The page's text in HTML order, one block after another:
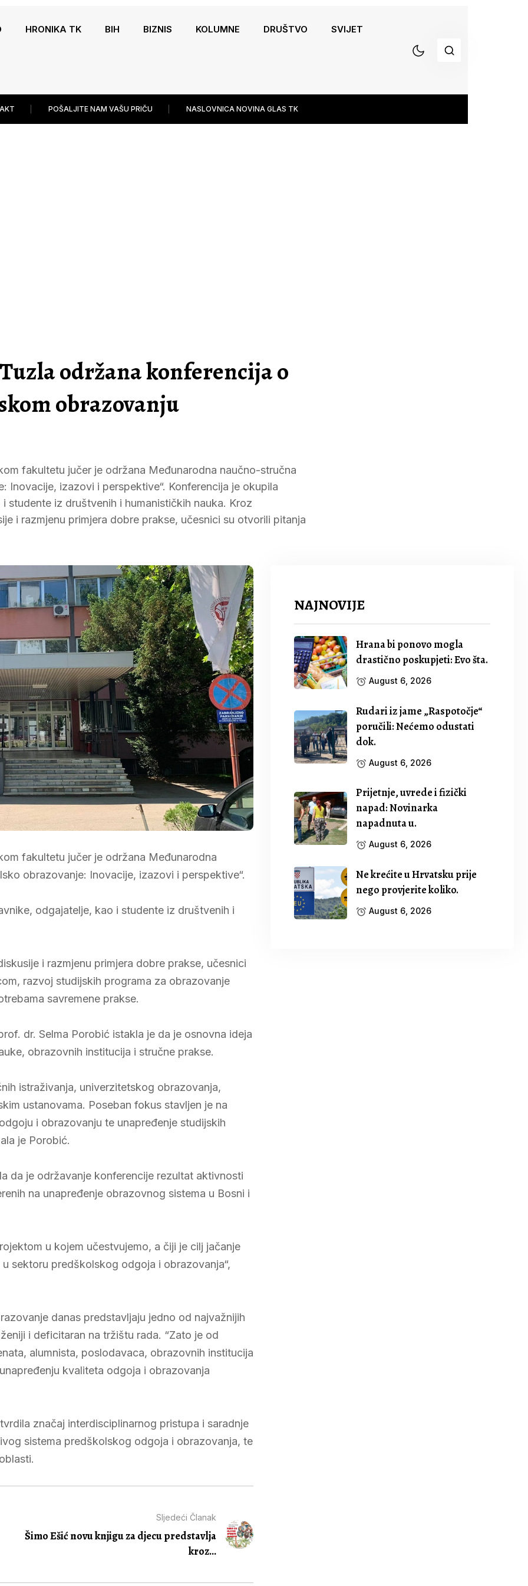
HRONIKA TK BIH BIZNIS KOLUMNE DRUŠTVO SVIJET
POŠALJITE NAM VAŠU PRIČU NASLOVNICA NOVINA GLAS TK
održana konferencija o
obrazovanju
fakultetu jučer je održana Međunarodna naučno-stručna
Inovacije, izazovi i perspektive“. Konferencija je okupila
studente iz društvenih i humanističkih nauka. Kroz
i razmjenu primjera dobre prakse, učesnici su otvorili pitanja
fakultetu jučer je održana Međunarodna
obrazovanje: Inovacije, izazovi i perspektive“.
odgajatelje, kao i studente iz društvenih i
i razmjenu primjera dobre prakse, učesnici
razvoj studijskih programa za obrazovanje
savremene prakse.
dr. Selma Porobić istakla je da je osnovna ideja
obrazovnih institucija i stručne prakse.
istraživanja, univerzitetskog obrazovanja,
ustanovama. Poseban fokus stavljen je na
i obrazovanju te unapređenje studijskih
je Porobić.
da je održavanje konferencije rezultat aktivnosti
na unapređenje obrazovnog sistema u Bosni i
u kojem učestvujemo, a čiji je cilj jačanje
sektoru predškolskog odgoja i obrazovanja“,
danas predstavljaju jedno od najvažnijih
i deficitaran na tržištu rada. “Zato je od
alumnista, poslodavaca, obrazovnih institucija
kvaliteta odgoja i obrazovanja
značaj interdisciplinarnog pristupa i saradnje
sistema predškolskog odgoja i obrazovanja, te
Sljedeći Članak
Šimo Ešić novu knjigu za djecu predstavlja
kroz...
NAJNOVIJE
Hrana bi ponovo mogla
drastično poskupjeti: Evo šta.
August 6, 2026
Rudari iz jame „Raspotočje“
poručili: Nećemo odustati
dok.
August 6, 2026
Prijetnje, uvrede i fizički
napad: Novinarka
napadnuta u.
August 6, 2026
Ne krećite u Hrvatsku prije
nego provjerite koliko.
August 6, 2026